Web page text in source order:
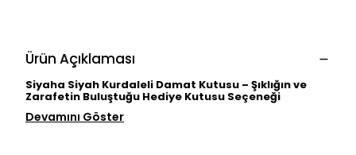
Ürün Açıklaması
Siyaha Siyah Kurdaleli Damat Kutusu – Şıklığın ve
Zarafetin Buluştuğu Hediye Kutusu Seçeneği
Devamını Göster